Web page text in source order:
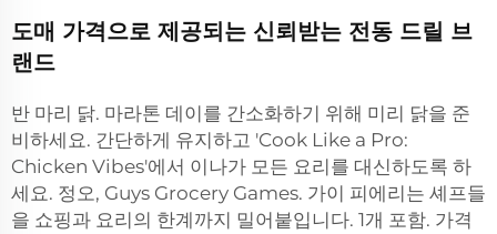
도매 가격으로 제공되는 신뢰받는 전동 드릴 브
랜드
반 마리 닭. 마라톤 데이를 간소화하기 위해 미리 닭을 준
비하세요. 간단하게 유지하고 'Cook Like a Pro:
Chicken Vibes'에서 이나가 모든 요리를 대신하도록 하
세요. 정오, Guys Grocery Games. 가이 피에리는 셰프들
을 쇼핑과 요리의 한계까지 밀어붙입니다. 1개 포함. 가격